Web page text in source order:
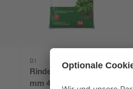
B1
Rindenmulch 0-40
mm 40 l